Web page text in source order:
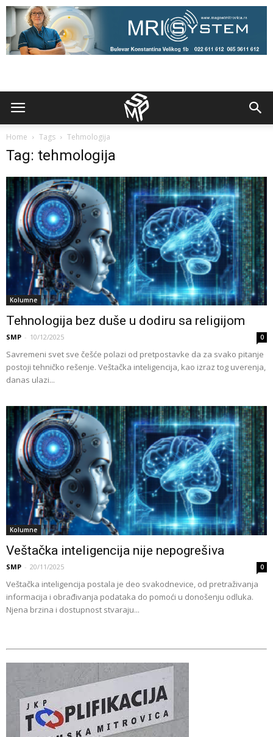
Home Tags Tehmologija
Tag: tehmologija
Kolumne
Tehnologija bez duše u dodiru sa religijom
SMP - 10/12/2025 0
Savremeni svet sve češće polazi od pretpostavke da za svako pitanje
postoji tehničko rešenje. Veštačka inteligencija, kao izraz tog uverenja,
danas ulazi...
Kolumne
Veštačka inteligencija nije nepogrešiva
SMP - 20/11/2025 0
Veštačka inteligencija postala je deo svakodnevice, od pretraživanja
informacija i obrađivanja podataka do pomoći u donošenju odluka.
Njena brzina i dostupnost stvaraju...